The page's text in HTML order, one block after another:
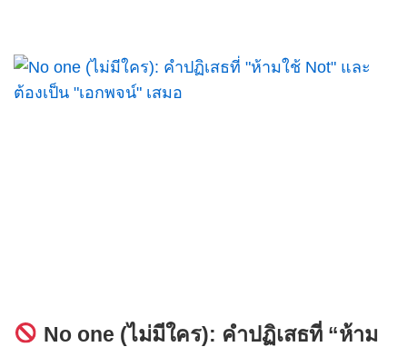
No one (ไม่มีใคร): คำปฏิเสธที่ “ห้าม